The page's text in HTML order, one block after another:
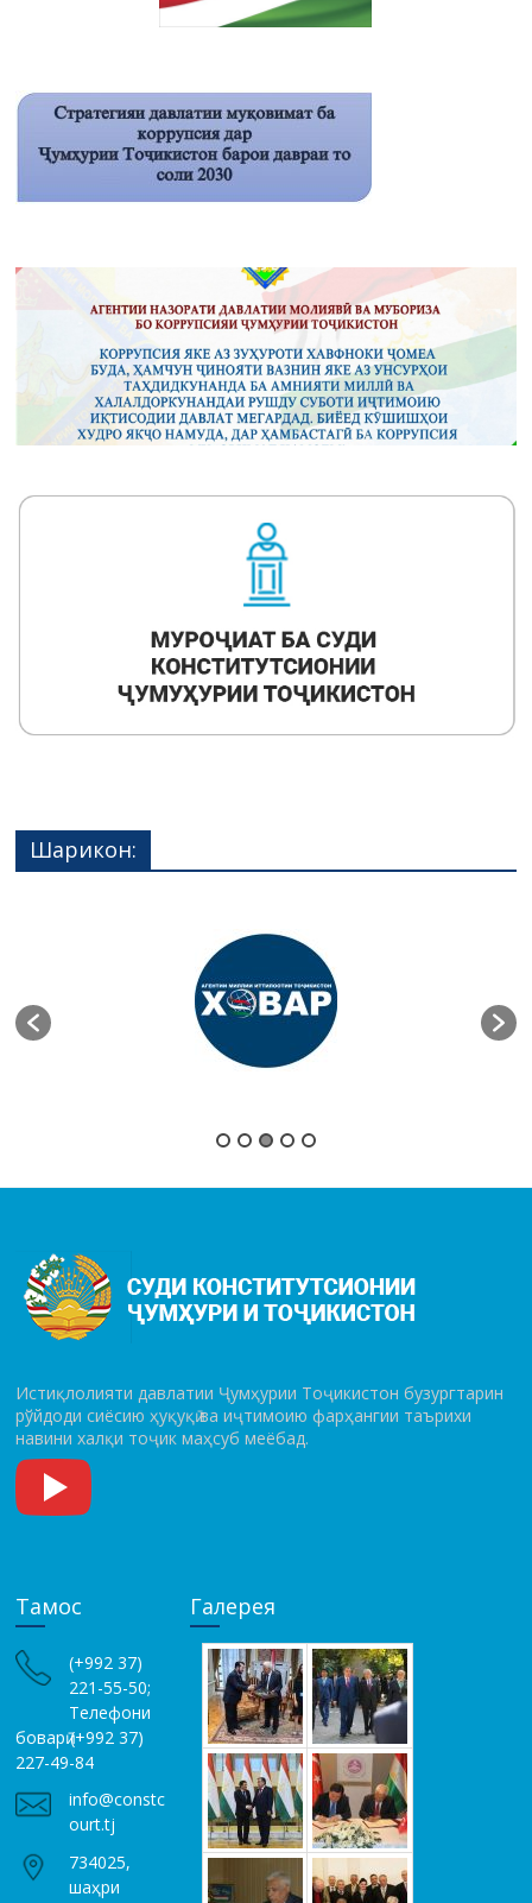
Шарикон:
Истиқлолияти давлатии Ҷумҳурии Тоҷикистон бузургтарин
рўй­до­ди сиёсию ҳуқуқӣ ва иҷтимоию фарҳангии таърихи
навини халқи тоҷик маҳсуб меёбад.
Тамос
(+992 37)
221-55-50;
Телефони
боварӣ (+992 37)
227-49-84
info@constc
ourt.tj
734025,
шаҳри
Галерея